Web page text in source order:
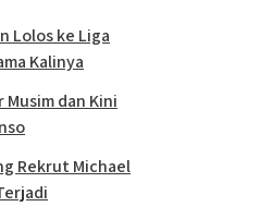
Lolos ke Liga
Kalinya
Musim dan Kini
Rekrut Michael